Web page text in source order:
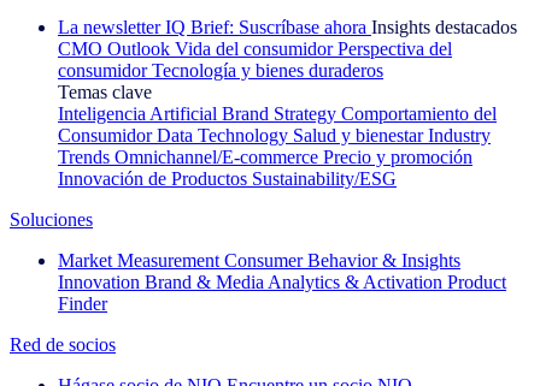
La newsletter IQ Brief: Suscríbase ahora Insights destacados
CMO Outlook Vida del consumidor Perspectiva del
consumidor Tecnología y bienes duraderos
Temas clave
Inteligencia Artificial Brand Strategy Comportamiento del
Consumidor Data Technology Salud y bienestar Industry
Trends Omnichannel/E-commerce Precio y promoción
Innovación de Productos Sustainability/ESG
Soluciones
Market Measurement Consumer Behavior & Insights
Innovation Brand & Media Analytics & Activation Product
Finder
Red de socios